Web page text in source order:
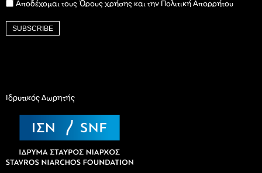
Αποδέχομαι τους Όρους χρήσης και την Πολιτική Απορρήτου
SUBSCRIBE
Ιδρυτικός Δωρητής